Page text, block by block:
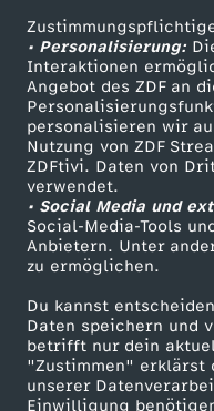
• Personalisierung:
Interaktionen
Angebot des ZDF an
personalisieren wir
Nutzung von ZDF
ZDFtivi. Daten von
verwendet.
• Social Media und
Social-Media-Tools
Anbietern. Unter
zu ermöglichen.
Du kannst
Daten speichern und
betrifft nur dein
"Zustimmen" erklärst
unserer
Einwilligung
Livestreams
Sendungen A-Z
TV-Programm
ZDF Unternehmen
Karriere
ZDF goes Schule
Werbefernsehen
Mainzelmännchen